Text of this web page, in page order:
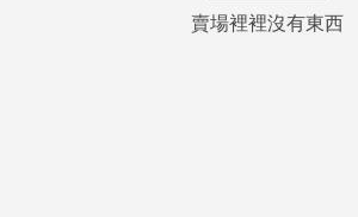
賣場裡裡沒有東西